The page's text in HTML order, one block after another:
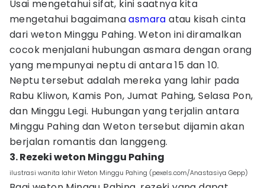
Usai mengetahui sifat, kini saatnya kita
mengetahui bagaimanaasmara atau kisah cinta
dari weton Minggu Pahing. Weton ini diramalkan
cocok menjalani hubungan asmara dengan orang
yang mempunyai neptu di antara 15 dan 10.
Neptu tersebut adalah mereka yang lahir pada
Rabu Kliwon, Kamis Pon, Jumat Pahing, Selasa Pon,
dan Minggu Legi. Hubungan yang terjalin antara
Minggu Pahing dan Weton tersebut dijamin akan
berjalan romantis dan langgeng.
3. Rezeki weton Minggu Pahing
ilustrasi wanita lahir Weton Minggu Pahing (pexels.com/Anastasiya Gepp)